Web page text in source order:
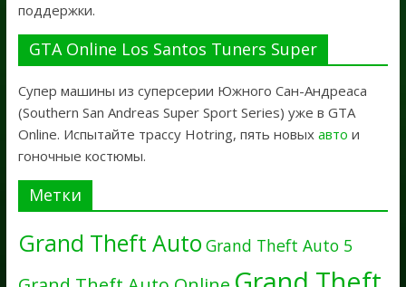
поддержки.
GTA Online Los Santos Tuners Super
Супер машины из суперсерии Южного Сан-Андреаса
(Southern San Andreas Super Sport Series) уже в GTA
Online. Испытайте трассу Hotring, пять новых авто и
гоночные костюмы.
Метки
Grand Theft Auto Grand Theft Auto 5